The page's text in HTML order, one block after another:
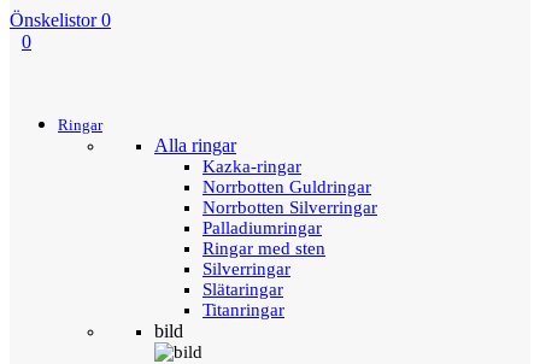
Önskelistor 0
0
Ringar
Alla ringar
Kazka-ringar
Norrbotten Guldringar
Norrbotten Silverringar
Palladiumringar
Ringar med sten
Silverringar
Slätaringar
Titanringar
bild